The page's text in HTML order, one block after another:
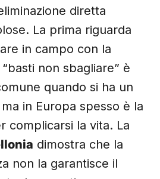
diretta
La prima riguarda
in campo con la
non sbagliare” è
quando si ha un
in Europa spesso è la
complicarsi la vita. La
dimostra che la
non la garantisce il